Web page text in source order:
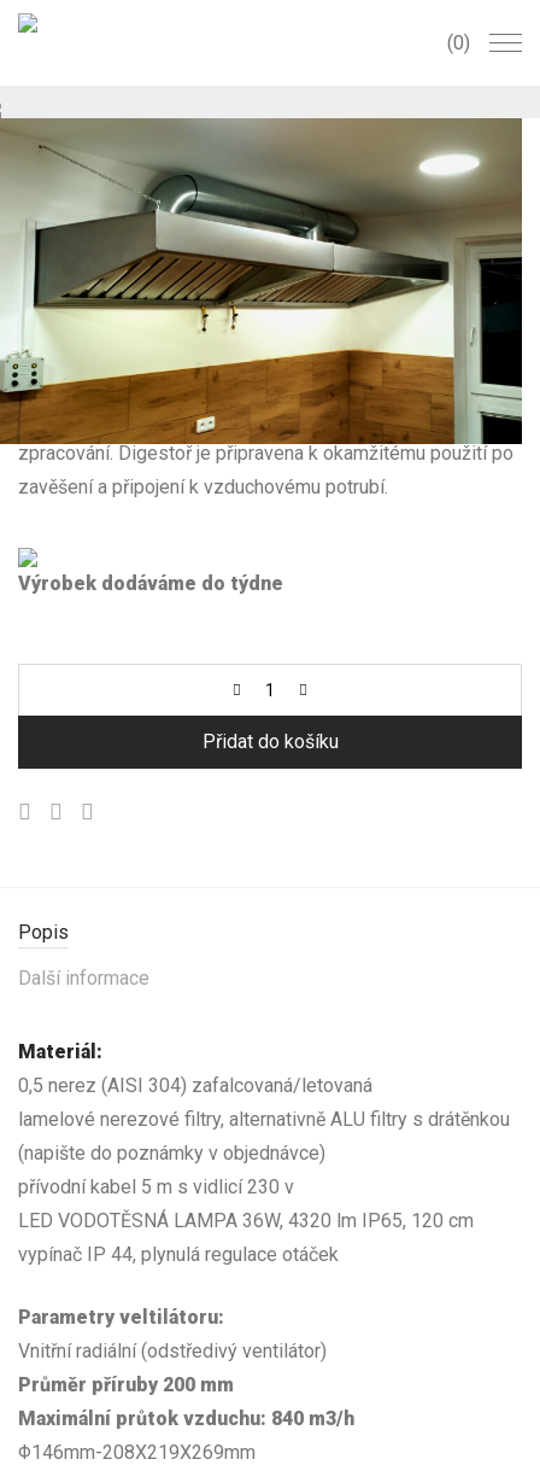
0
PRO Gastro digestoř s ventilátorem a
filtry (150x70x36 cm) Nástěnná
18000 Kč
Tento klempířský výrobek je určen k odsávání par, kouře,
nebo aerosolových částic vznikajících v gastronomických
provozech nebo v průmyslu. Na výrobku se mohou
vyskytovat drobné nedokonalosti dané tímto typem ručního
zpracování. Digestoř je připravena k okamžitému použití po
zavěšení a připojení k vzduchovému potrubí.
Výrobek dodáváme do týdne
Přidat do košíku
Popis
Další informace
Materiál:
0,5 nerez (AISI 304) zafalcovaná/letovaná
lamelové nerezové filtry, alternativně ALU filtry s drátěnkou
(napište do poznámky v objednávce)
přívodní kabel 5 m s vidlicí 230 v
LED VODOTĚSNÁ LAMPA 36W, 4320 lm IP65, 120 cm
vypínač IP 44, plynulá regulace otáček
Parametry veltilátoru:
Vnitřní radiální (odstředivý ventilátor)
Průměr příruby 200 mm
Maximální průtok vzduchu: 840 m3/h
Φ146mm-208X219X269mm